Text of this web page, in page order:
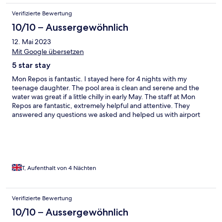
Verifizierte Bewertung
10/10 – Aussergewöhnlich
12. Mai 2023
Mit Google übersetzen
5 star stay
Mon Repos is fantastic. I stayed here for 4 nights with my
teenage daughter. The pool area is clean and serene and the
water was great if a little chilly in early May. The staff at Mon
Repos are fantastic, extremely helpful and attentive. They
answered any questions we asked and helped us with airport
a supermarket only 1 minute away. There are several beaches to
mins. This place is a ten min drive from downtown Nappa which
means it's a lot quieter which is what I was looking for. I highly
recommend Mon Repos to anyone
T, Aufenthalt von 4 Nächten
Verifizierte Bewertung
10/10 – Aussergewöhnlich